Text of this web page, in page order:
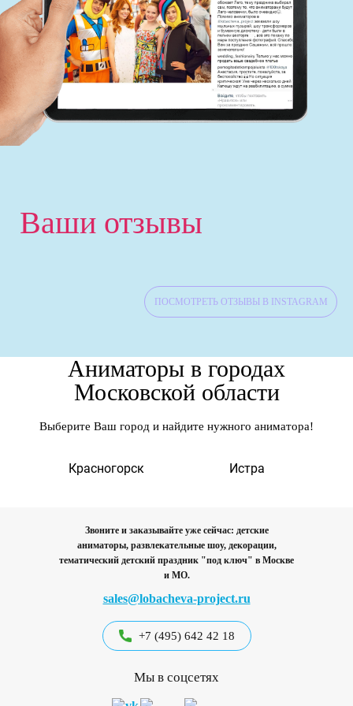
‹
Ваши отзывы
ПОСМОТРЕТЬ ОТЗЫВЫ В INSTAGRAM
Аниматоры в городах
Московской области
Выберите Ваш город и найдите нужного аниматора!
Красногорск Истра
Звоните и заказывайте уже сейчас: детские
аниматоры, развлекательные шоу, декорации,
тематический детский праздник "под ключ" в Москве
и МО.
sales@lobacheva-project.ru
+7 (495) 642 42 18
Мы в соцсетях